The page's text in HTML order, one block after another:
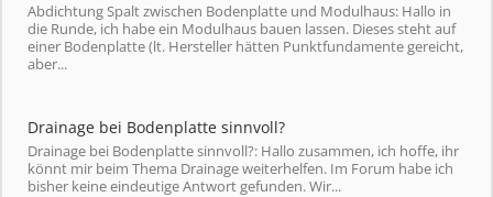
Abdichtung Spalt zwischen Bodenplatte und Modulhaus: Hallo in
die Runde, ich habe ein Modulhaus bauen lassen. Dieses steht auf
einer Bodenplatte (lt. Hersteller hätten Punktfundamente gereicht,
aber...
Drainage bei Bodenplatte sinnvoll?
Drainage bei Bodenplatte sinnvoll?: Hallo zusammen, ich hoffe, ihr
könnt mir beim Thema Drainage weiterhelfen. Im Forum habe ich
bisher keine eindeutige Antwort gefunden. Wir...